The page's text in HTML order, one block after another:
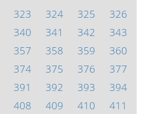
323 324 325
326
340 341 342
343
357 358 359
360
374 375 376
377
391 392 393
394
408 409 410
411